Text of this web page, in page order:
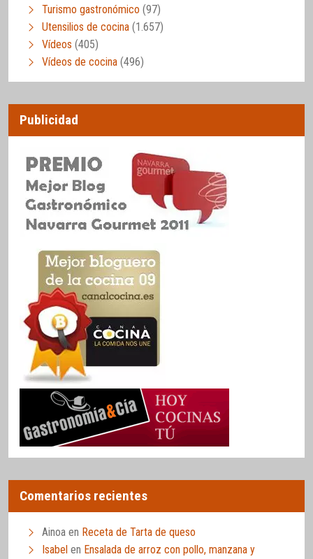
Turismo gastronómico (97)
Utensilios de cocina (1.657)
Vídeos (405)
Vídeos de cocina (496)
Publicidad
Comentarios recientes
Ainoa en Receta de Tarta de queso
Isabel en Ensalada de arroz con pollo, manzana y